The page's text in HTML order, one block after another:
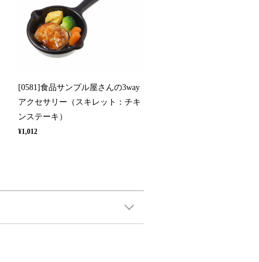
[0581]食品サンプル屋さんの3way
アクセサリー（スキレット：チキ
ンステーキ）
¥1,012